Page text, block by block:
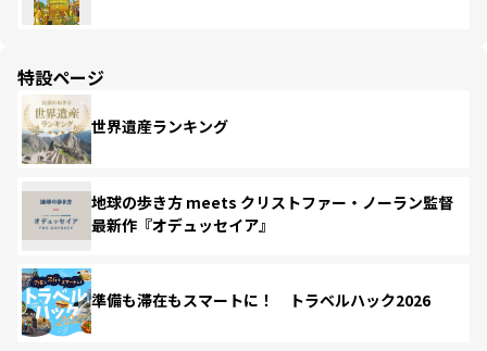
特設ページ
世界遺産ランキング
地球の歩き方 meets クリストファー・ノーラン監督
最新作『オデュッセイア』
準備も滞在もスマートに！ トラベルハック2026